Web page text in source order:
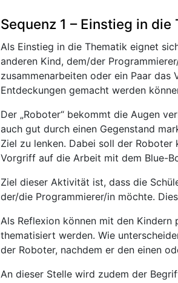
Sequenz 1 – Einstieg in
Als Einstieg in die Thematik eignet
anderen Kind, dem/der
zusammenarbeiten oder ein Paar
Entdeckungen gemacht werden
Der „Roboter“ bekommt die Augen
auch gut durch einen Gegenstand
Ziel zu lenken. Dabei soll der
Vorgriff auf die Arbeit mit dem Blue-
Ziel dieser Aktivität ist, dass die
der/die Programmierer/in möchte.
Als Reflexion können mit den Kindern
thematisiert werden. Wie
der Roboter, nachdem er den einen
An dieser Stelle wird zudem der